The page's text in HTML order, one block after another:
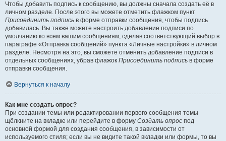
Чтобы добавить подпись к сообщению, вы должны сначала создать её в
личном разделе. После этого вы можете отметить флажком пункт
Присоединить подпись в форме отправки сообщения, чтобы подпись
добавилась. Вы также можете настроить добавление подписи по
умолчанию ко всем вашим сообщениям, сделав соответствующий выбор в
параграфе «Отправка сообщений» пункта «Личные настройки» в личном
разделе. Несмотря на это, вы сможете отменить добавление подписи в
отдельных сообщениях, убрав флажок Присоединить подпись в форме
отправки сообщения.
Вернуться к началу
Как мне создать опрос?
При создании темы или редактировании первого сообщения темы
щёлкните на вкладке или перейдите в форму Создать опрос под
основной формой для создания сообщения, в зависимости от
используемого стиля; если вы не видите такой вкладки или формы, то вы